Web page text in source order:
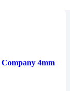
4mm